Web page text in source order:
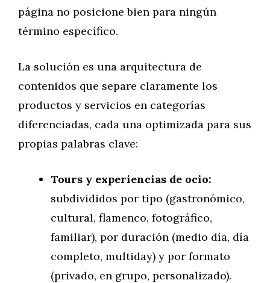
página no posicione bien para ningún
término específico.
La solución es una arquitectura de
contenidos que separe claramente los
productos y servicios en categorías
diferenciadas, cada una optimizada para sus
propias palabras clave:
Tours y experiencias de ocio:
subdivididos por tipo (gastronómico,
cultural, flamenco, fotográfico,
familiar), por duración (medio día, día
completo, multiday) y por formato
(privado, en grupo, personalizado).